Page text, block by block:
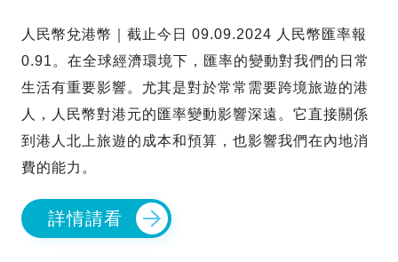
人民幣兌港幣｜截止今日 09.09.2024 人民幣匯率報
0.91。在全球經濟環境下，匯率的變動對我們的日常
生活有重要影響。尤其是對於常常需要跨境旅遊的港
人，人民幣對港元的匯率變動影響深遠。它直接關係
到港人北上旅遊的成本和預算，也影響我們在內地消
費的能力。
詳情請看